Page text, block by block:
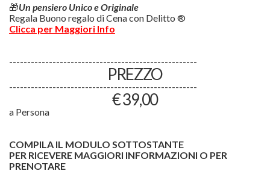
🎁Un pensiero Unico e Originale
Regala Buono regalo di Cena con Delitto ®
Clicca per Maggiori Info
----------------------------------------------------
PREZZO
----------------------------------------------------
€ 39,00
a Persona
COMPILA IL MODULO SOTTOSTANTE
PER RICEVERE MAGGIORI INFORMAZIONI O PER
PRENOTARE